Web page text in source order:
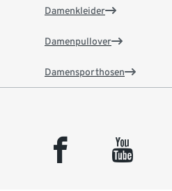
Damenkleider
Damenpullover
Damensporthosen
facebook youtube